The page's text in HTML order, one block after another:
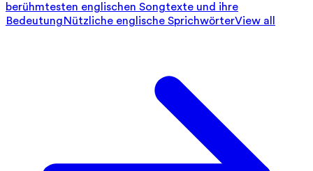
berühmtesten englischen Songtexte und ihre
BedeutungNützliche englische SprichwörterView all